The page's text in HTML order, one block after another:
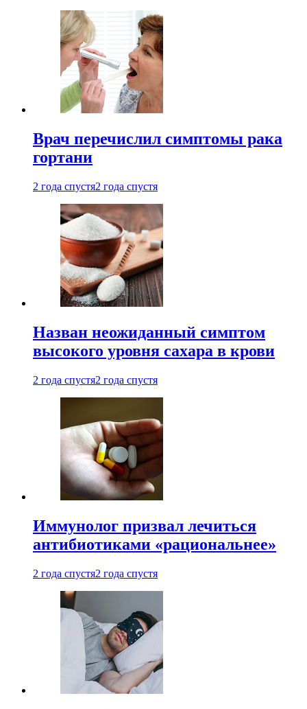
Врач перечислил симптомы рака
гортани
2 года спустя2 года спустя
Назван неожиданный симптом
высокого уровня сахара в крови
2 года спустя2 года спустя
Иммунолог призвал лечиться
антибиотиками «рациональнее»
2 года спустя2 года спустя